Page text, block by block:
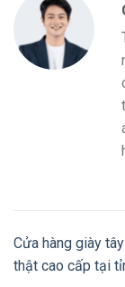
Cửa hàng giày
thật cao cấp tại